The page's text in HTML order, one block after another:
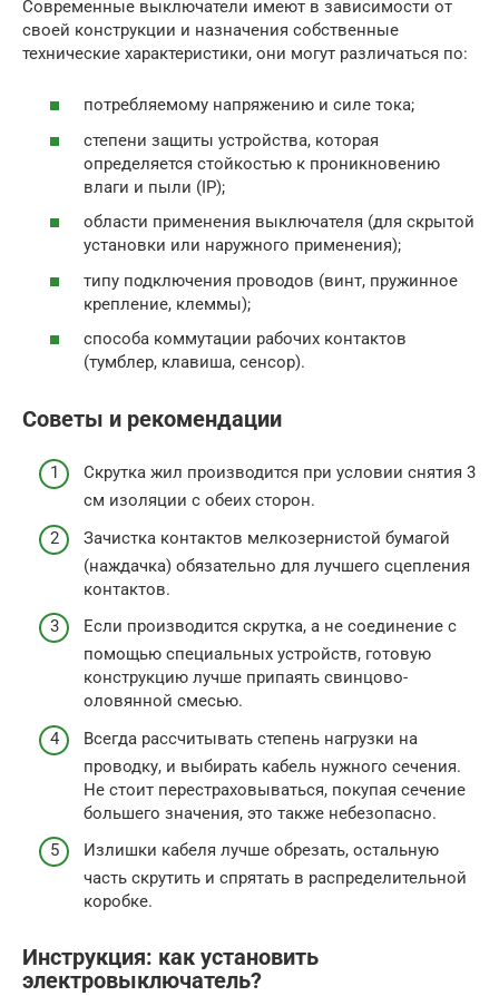
Современные выключатели имеют в зависимости от
своей конструкции и назначения собственные
технические характеристики, они могут различаться по:
потребляемому напряжению и силе тока;
степени защиты устройства, которая
определяется стойкостью к проникновению
влаги и пыли (IP);
области применения выключателя (для скрытой
установки или наружного применения);
типу подключения проводов (винт, пружинное
крепление, клеммы);
способа коммутации рабочих контактов
(тумблер, клавиша, сенсор).
Советы и рекомендации
Скрутка жил производится при условии снятия 3
см изоляции с обеих сторон.
Зачистка контактов мелкозернистой бумагой
(наждачка) обязательно для лучшего сцепления
контактов.
Если производится скрутка, а не соединение с
помощью специальных устройств, готовую
конструкцию лучше припаять свинцово-
оловянной смесью.
Всегда рассчитывать степень нагрузки на
проводку, и выбирать кабель нужного сечения.
Не стоит перестраховываться, покупая сечение
большего значения, это также небезопасно.
Излишки кабеля лучше обрезать, остальную
часть скрутить и спрятать в распределительной
коробке.
Инструкция: как установить
электровыключатель?